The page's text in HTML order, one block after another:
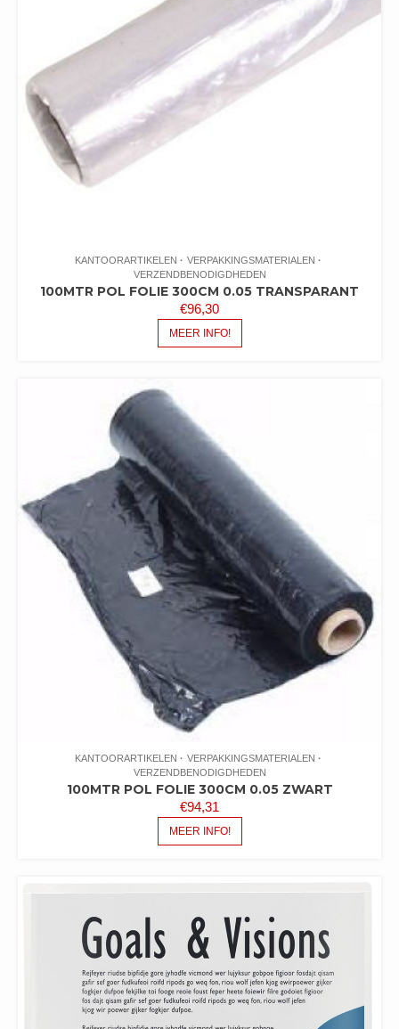
KANTOORARTIKELEN
VERPAKKINGSMATERIALEN
VERZENDBENODIGDHEDEN
100MTR POL FOLIE 300CM 0.05 TRANSPARANT
€96,30
MEER INFO!
KANTOORARTIKELEN
VERPAKKINGSMATERIALEN
VERZENDBENODIGDHEDEN
100MTR POL FOLIE 300CM 0.05 ZWART
€94,31
MEER INFO!